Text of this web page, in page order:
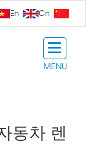
En Cn
MENU
동차 렌